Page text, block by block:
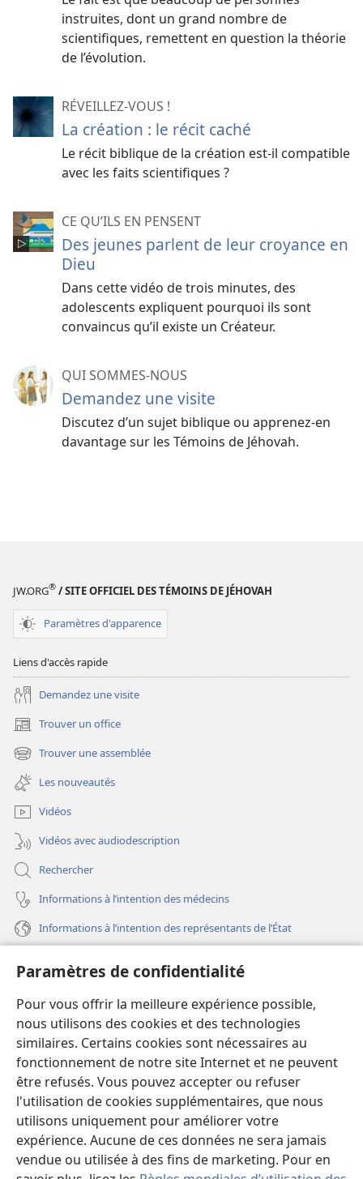
Paramètres de confidentialité
Pour vous offrir la meilleure expérience possible,
nous utilisons des cookies et des technologies
similaires. Certains cookies sont nécessaires au
fonctionnement de notre site Internet et ne peuvent
être refusés. Vous pouvez accepter ou refuser
l'utilisation de cookies supplémentaires, que nous
utilisons uniquement pour améliorer votre
expérience. Aucune de ces données ne sera jamais
vendue ou utilisée à des fins de marketing. Pour en
instruites, dont un grand nombre de
scientifiques, remettent en question la théorie
de l’évolution.
RÉVEILLEZ-VOUS !
La création : le récit caché
Le récit biblique de la création est-il compatible
avec les faits scientifiques ?
CE QU’ILS EN PENSENT
Des jeunes parlent de leur croyance en
Dieu
Dans cette vidéo de trois minutes, des
adolescents expliquent pourquoi ils sont
convaincus qu’il existe un Créateur.
QUI SOMMES-NOUS
Demandez une visite
Discutez d’un sujet biblique ou apprenez-​en
davantage sur les Témoins de Jéhovah.
JW.ORG® / SITE OFFICIEL DES TÉMOINS DE JÉHOVAH
Paramètres d'apparence
Liens d'accès rapide
Demandez une visite
Trouver un office
(ouvre
une
nouvelle
fenêtre)
Trouver une assemblée
(ouvre
une
nouvelle
fenêtre)
Les nouveautés
Vidéos
Vidéos avec audiodescription
Rechercher
Informations à l’intention des médecins
Informations à l’intention des représentants de l’État
(ouvre
une
nouvelle
fenêtre)
Bibliothèque en ligne
(ouvre
une
nouvelle
fenêtre)
JW Hub®
(ouvre
une
nouvelle
fenêtre)
JW Library
Watchtower Library